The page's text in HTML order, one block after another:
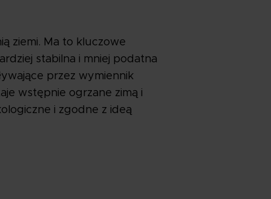
ziemi. Ma to kluczowe
stabilna i mniej podatna
przez wymiennik
wstępnie ogrzane zimą i
i zgodne z ideą